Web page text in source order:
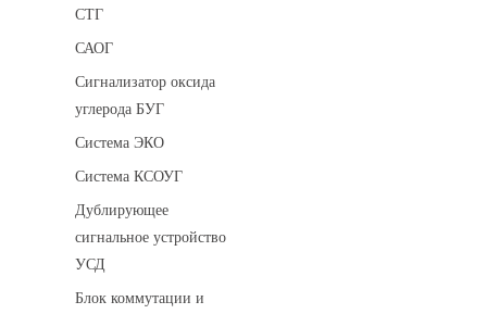
СТГ
САОГ
Сигнализатор оксида
углерода БУГ
Система ЭКО
Система КСОУГ
Дублирующее
сигнальное устройство
УСД
Блок коммутации и